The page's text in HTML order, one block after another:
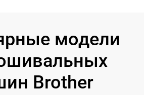
модели
Brother